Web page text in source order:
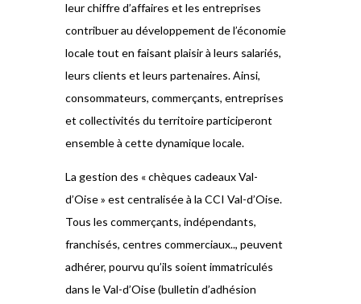
leur chiffre d’affaires et les entreprises
contribuer au développement de l’économie
locale tout en faisant plaisir à leurs salariés,
leurs clients et leurs partenaires. Ainsi,
consommateurs, commerçants, entreprises
et collectivités du territoire participeront
ensemble à cette dynamique locale.
La gestion des « chèques cadeaux Val-
d’Oise » est centralisée à la CCI Val-d’Oise.
Tous les commerçants, indépendants,
franchisés, centres commerciaux.., peuvent
adhérer, pourvu qu’ils soient immatriculés
dans le Val-d’Oise (bulletin d’adhésion